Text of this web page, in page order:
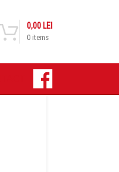
0 items
0,00 LEI